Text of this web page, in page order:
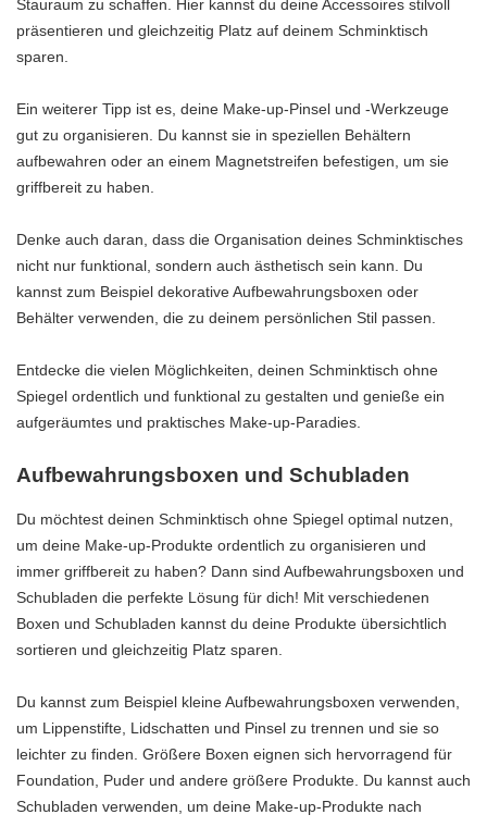
Stauraum zu schaffen. Hier kannst du deine Accessoires stilvoll
präsentieren und gleichzeitig Platz auf deinem Schminktisch
sparen.
Ein weiterer Tipp ist es, deine Make-up-Pinsel und -Werkzeuge
gut zu organisieren. Du kannst sie in speziellen Behältern
aufbewahren oder an einem Magnetstreifen befestigen, um sie
griffbereit zu haben.
Denke auch daran, dass die Organisation deines Schminktisches
nicht nur funktional, sondern auch ästhetisch sein kann. Du
kannst zum Beispiel dekorative Aufbewahrungsboxen oder
Behälter verwenden, die zu deinem persönlichen Stil passen.
Entdecke die vielen Möglichkeiten, deinen Schminktisch ohne
Spiegel ordentlich und funktional zu gestalten und genieße ein
aufgeräumtes und praktisches Make-up-Paradies.
Aufbewahrungsboxen und Schubladen
Du möchtest deinen Schminktisch ohne Spiegel optimal nutzen,
um deine Make-up-Produkte ordentlich zu organisieren und
immer griffbereit zu haben? Dann sind Aufbewahrungsboxen und
Schubladen die perfekte Lösung für dich! Mit verschiedenen
Boxen und Schubladen kannst du deine Produkte übersichtlich
sortieren und gleichzeitig Platz sparen.
Du kannst zum Beispiel kleine Aufbewahrungsboxen verwenden,
um Lippenstifte, Lidschatten und Pinsel zu trennen und sie so
leichter zu finden. Größere Boxen eignen sich hervorragend für
Foundation, Puder und andere größere Produkte. Du kannst auch
Schubladen verwenden, um deine Make-up-Produkte nach